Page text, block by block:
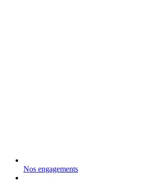
Nos engagements